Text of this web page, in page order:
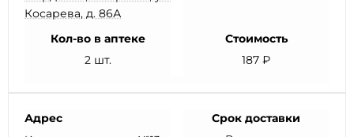
Косарева, д. 86А
Кол-во в аптеке
2 шт.
Стоимость
187 ₽
Адрес
Срок доставки